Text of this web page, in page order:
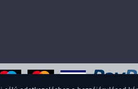
élmény javítása érdekében.